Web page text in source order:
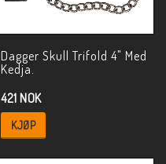
Dagger Skull Trifold 4" Med
Kedja.
421 NOK
KJØP